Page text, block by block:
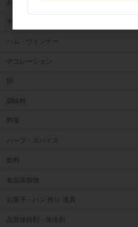
お菓子・パン材料
半製品・お手軽食材
ハム・ウインナー
デコレーション
卵
調味料
野菜
ハーブ・スパイス
飲料
食品添加物
お菓子・パン 作り 道具
品質保持剤・保冷剤